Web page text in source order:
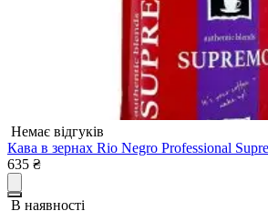
Немає відгуків
Кава в зернах Rio Negro Professional
635 ₴
В наявності